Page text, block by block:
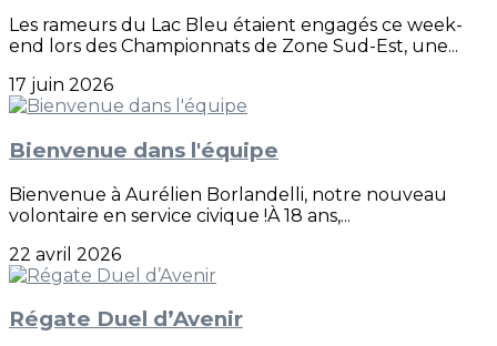
Les rameurs du Lac Bleu étaient engagés ce week-
end lors des Championnats de Zone Sud-Est, une...
17 juin 2026
Bienvenue dans l'équipe
Bienvenue à Aurélien Borlandelli, notre nouveau
volontaire en service civique !À 18 ans,...
22 avril 2026
Régate Duel d’Avenir